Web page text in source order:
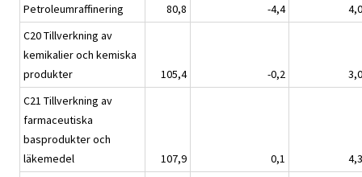
Petroleumraffinering
80,8 -4,4
4,0
C20 Tillverkning av
kemikalier och kemiska
produkter
105,4 -0,2
3,0
C21 Tillverkning av
farmaceutiska
basprodukter och
läkemedel
107,9 0,1
4,3